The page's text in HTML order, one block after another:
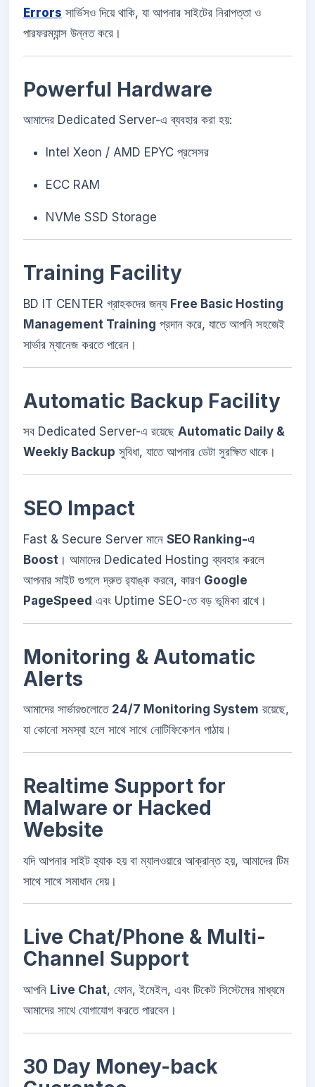
Errors সার্ভিসও দিয়ে থাকি, যা আপনার সাইটের নিরাপত্তা ও
পারফরম্যান্স উন্নত করে।
Powerful Hardware
আমাদের Dedicated Server-এ ব্যবহার করা হয়:
Intel Xeon / AMD EPYC প্রসেসর
ECC RAM
NVMe SSD Storage
Training Facility
BD IT CENTER গ্রাহকদের জন্য Free Basic Hosting
Management Training প্রদান করে, যাতে আপনি সহজেই
সার্ভার ম্যানেজ করতে পারেন।
Automatic Backup Facility
সব Dedicated Server-এ রয়েছে Automatic Daily &
Weekly Backup সুবিধা, যাতে আপনার ডেটা সুরক্ষিত থাকে।
SEO Impact
Fast & Secure Server মানে SEO Ranking-এ
Boost । আমাদের Dedicated Hosting ব্যবহার করলে
আপনার সাইট গুগলে দ্রুত র‍্যাঙ্ক করবে, কারণ Google
PageSpeed এবং Uptime SEO-তে বড় ভূমিকা রাখে।
Monitoring & Automatic
Alerts
আমাদের সার্ভারগুলোতে 24/7 Monitoring System রয়েছে,
যা কোনো সমস্যা হলে সাথে সাথে নোটিফিকেশন পাঠায়।
Realtime Support for
Malware or Hacked
Website
যদি আপনার সাইট হ্যাক হয় বা ম্যালওয়ারে আক্রান্ত হয়, আমাদের টিম
সাথে সাথে সমাধান দেয়।
Live Chat/Phone & Multi-
Channel Support
আপনি Live Chat, ফোন, ইমেইল, এবং টিকেট সিস্টেমের মাধ্যমে
আমাদের সাথে যোগাযোগ করতে পারবেন।
30 Day Money-back